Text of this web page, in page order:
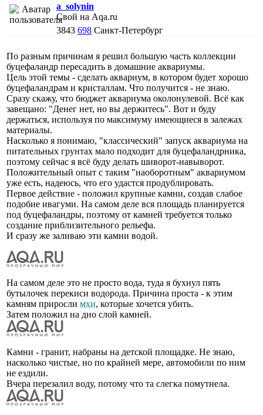
a_solynin
Свой на Aqa.ru
3843 698 Санкт-Петербург
По разным причинам я решил большую часть коллекции
буцефаландр пересадить в домашние аквариумы.
Цель этой темы - сделать аквариум, в котором будет хорошо
буцефаландрам и кристаллам. Что получится - не знаю.
Сразу скажу, что бюджет аквариума околонулевой. Всё как
завещано: "Денег нет, но вы держитесь". Вот и буду
держаться, используя по максимуму имеющиеся в залежах
материалы.
Насколько я понимаю, "классический" запуск аквариума на
питательных грунтах мало подходит для буцефаландрника,
поэтому сейчас я всё буду делать шиворот-навыворот.
Положительный опыт с таким "наоборотным" аквариумом
уже есть, надеюсь, что его удастся продублировать.
Первое действие - положил крупные камни, создав слабое
подобие ивагуми. На самом деле вся площадь планируется
под буцефаландры, поэтому от камней требуется только
создание приблизительного рельефа.
И сразу же заливаю эти камни водой.
На самом деле это не просто вода, туда я бухнул пять
бутылочек перекиси водорода. Причина проста - к этим
камням приросли мхи, которые хочется убить.
Затем положил на дно слой камней.
Камни - гранит, набраны на детской площадке. Не знаю,
насколько чистые, но по крайней мере, автомобили по ним
не ездили.
Вчера перезалил воду, потому что та слегка помутнела.